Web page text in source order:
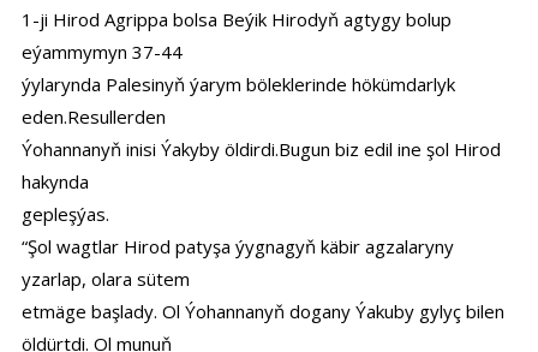
1-ji Hirod Agrippa bolsa Beýik Hirodyň agtygy bolup
eýammymyn 37-44
ýylarynda Palesinyň ýarym böleklerinde hökümdarlyk
eden.Resullerden
Ýohannanyň inisi Ýakyby öldirdi.Bugun biz edil ine şol Hirod
hakynda
gepleşýas.
“Şol wagtlar Hirod patyşa ýygnagyň käbir agzalaryny
yzarlap, olara sütem
etmäge başlady. Ol Ýohannanyň dogany Ýakuby gylyç bilen
öldürtdi. Ol munuň